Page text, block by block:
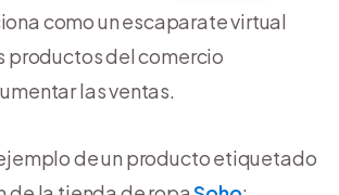
como un escaparate virtual
productos del comercio
las ventas.
de un producto etiquetado